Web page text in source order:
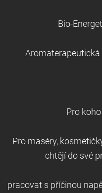
Bio-
Aromaterapeutická
Pro
Pro maséry,
chtějí do své
pracovat s příčinou